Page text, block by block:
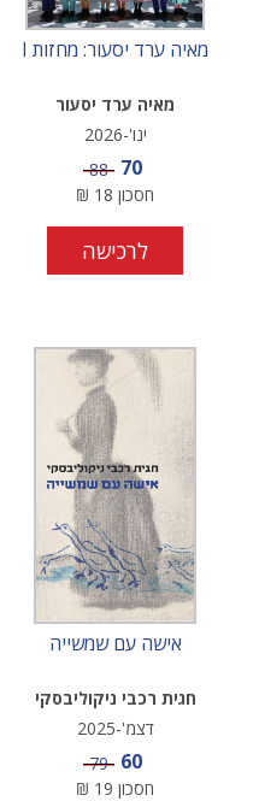
מאיה ערד יסעור: מחזות I
מאיה ערד יסעור
ינו'-2026
מחיר מבצע
70 מחיר
88
חסכון 18
₪
לרכישה
אישה עם שמשייה
חגית רכבי ניקוליבסקי
דצמ'-2025
מחיר מבצע
60 מחיר
79
חסכון 19
₪